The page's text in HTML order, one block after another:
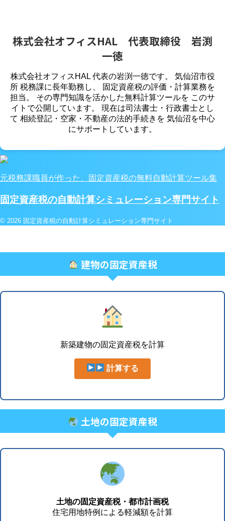
株式会社オフィスHAL 代表取締役 岩渕
一徳
株式会社オフィスHAL 代表の岩渕一徳です。 気仙沼市役
所 税務課に長年勤務し、 固定資産税の評価・計算業務を
担当。 その専門知識を活かした無料計算ツールを このサ
イトで公開しています。 現在は司法書士・行政書士とし
て 相続登記・空家・不動産の法的手続きを 気仙沼を中心
にサポートしています。
元税務課職員が作った、固定資産税の無料自動計算ツール集
固定資産税の自動計算シミュレーション専門サイト
© 2026 固定資産税の自動計算シミュレーション専門サイト
建物の固定資産税
新築建物の固定資産税を計算
計算する
土地の固定資産税
土地の固定資産税・都市計画税
住宅用地特例による軽減額を計算